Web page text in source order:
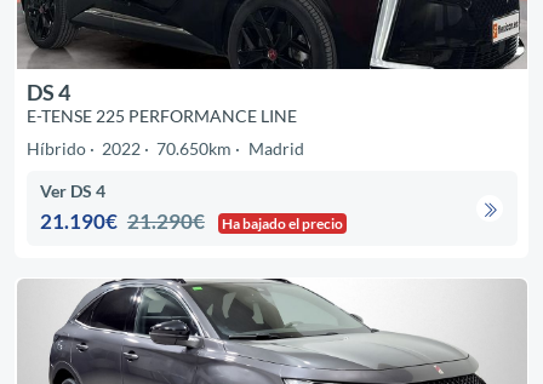
DS 4
E-TENSE 225 PERFORMANCE LINE
Híbrido
2022 70.650km Madrid
Ver DS 4
21.190€ 21.290€ Ha bajado el precio